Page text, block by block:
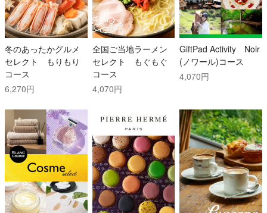
冬のあったかグルメ
セレクト もりもり
コース
6,270円
全国ご当地ラーメン
セレクト もぐもぐ
コース
4,070円
GiftPad Activity Noir
(ノワール)コース
4,070円